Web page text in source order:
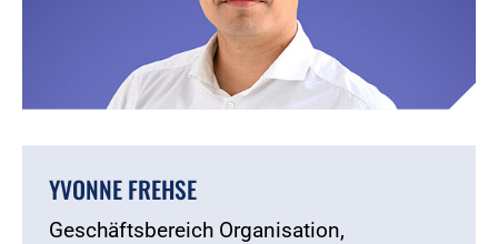
YVONNE FREHSE
Geschäftsbereich Organisation,